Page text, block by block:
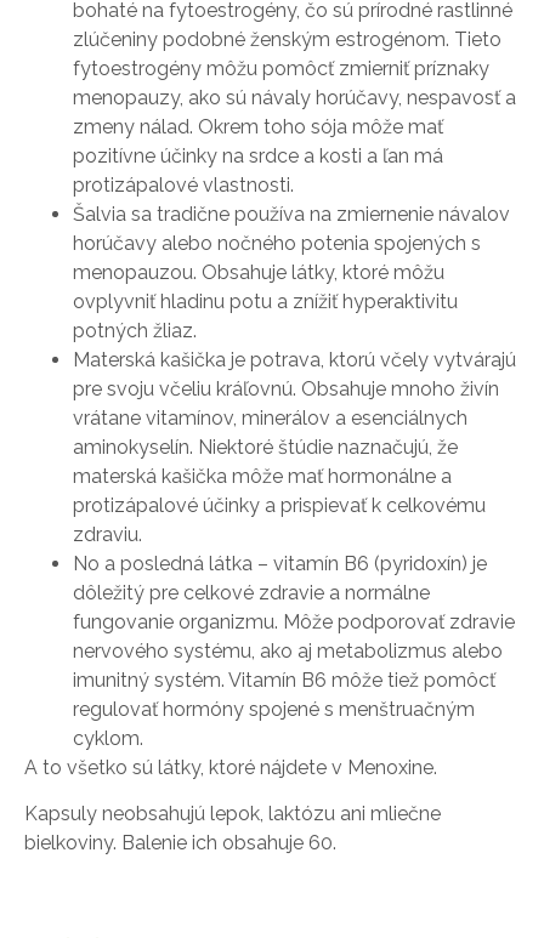
bohaté na fytoestrogény, čo sú prírodné rastlinné
zlúčeniny podobné ženským estrogénom. Tieto
fytoestrogény môžu pomôcť zmierniť príznaky
menopauzy, ako sú návaly horúčavy, nespavosť a
zmeny nálad. Okrem toho sója môže mať
pozitívne účinky na srdce a kosti a ľan má
protizápalové vlastnosti.
Šalvia sa tradične používa na zmiernenie návalov
horúčavy alebo nočného potenia spojených s
menopauzou. Obsahuje látky, ktoré môžu
ovplyvniť hladinu potu a znížiť hyperaktivitu
potných žliaz.
Materská kašička je potrava, ktorú včely vytvárajú
pre svoju včeliu kráľovnú. Obsahuje mnoho živín
vrátane vitamínov, minerálov a esenciálnych
aminokyselín. Niektoré štúdie naznačujú, že
materská kašička môže mať hormonálne a
protizápalové účinky a prispievať k celkovému
zdraviu.
No a posledná látka – vitamín B6 (pyridoxín) je
dôležitý pre celkové zdravie a normálne
fungovanie organizmu. Môže podporovať zdravie
nervového systému, ako aj metabolizmus alebo
imunitný systém. Vitamín B6 môže tiež pomôcť
regulovať hormóny spojené s menštruačným
cyklom.
A to všetko sú látky, ktoré nájdete v Menoxine.
Kapsuly neobsahujú lepok, laktózu ani mliečne
bielkoviny. Balenie ich obsahuje 60.